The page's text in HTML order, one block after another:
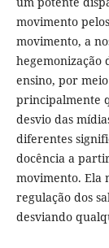
movimento
movimento, a
hegemonização
ensino, por
principalmente
desvio das
diferentes
docência a
movimento. Ela
regulação dos
desviando